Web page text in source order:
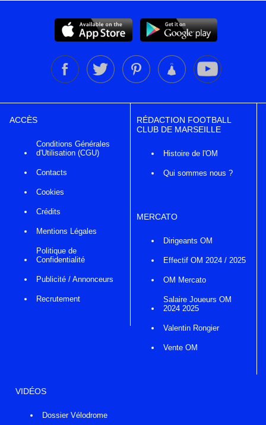
ACCÈS
Conditions Générales
d'Utilisation (CGU)
Contacts
Cookies
Crédits
Mentions Légales
Politique de
Confidentialité
Publicité / Annonceurs
Recrutement
RÉDACTION FOOTBALL
CLUB DE MARSEILLE
Histoire de l'OM
Qui sommes nous ?
MERCATO
Dirigeants OM
Effectif OM 2024 / 2025
OM Mercato
Salaire Joueurs OM
2024 2025
Valentin Rongier
Vente OM
VIDÉOS
Dossier Vélodrome